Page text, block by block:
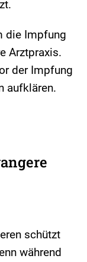
die Impfung
Arztpraxis.
der Impfung
aufklären.
schützt
während